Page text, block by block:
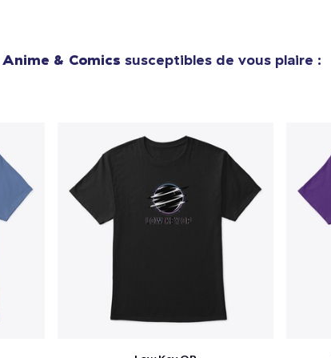
Anime & Comics susceptibles de vous plaire :